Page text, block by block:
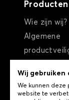
Producten
Wie zijn wij?
Algemene
Contact
Wij gebruiken
We kunnen deze
website te